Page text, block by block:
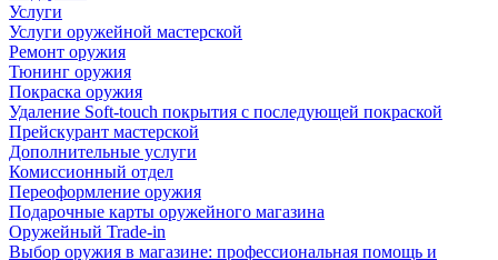
Услуги
Услуги оружейной мастерской
Ремонт оружия
Тюнинг оружия
Покраска оружия
Удаление Soft-touch покрытия с последующей покраской
Прейскурант мастерской
Дополнительные услуги
Комиссионный отдел
Переоформление оружия
Подарочные карты оружейного магазина
Оружейный Trade-in
Выбор оружия в магазине: профессиональная помощь и